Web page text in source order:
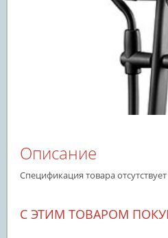
Описание
Спецификация товара отсутствует
С ЭТИМ ТОВАРОМ